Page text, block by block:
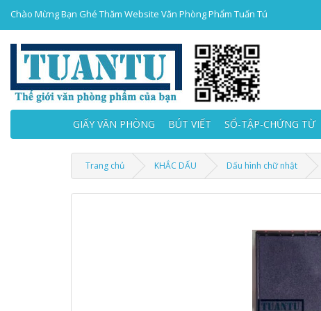
Chào Mừng Bạn Ghé Thăm Website Văn Phòng Phẩm Tuấn Tú
GIẤY VĂN PHÒNG BÚT VIẾT SỔ-TẬP-CHỨNG TỪ
Trang chủ KHẮC DẤU Dấu hình chữ nhật